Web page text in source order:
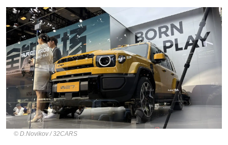
D.Novikov / 32CARS